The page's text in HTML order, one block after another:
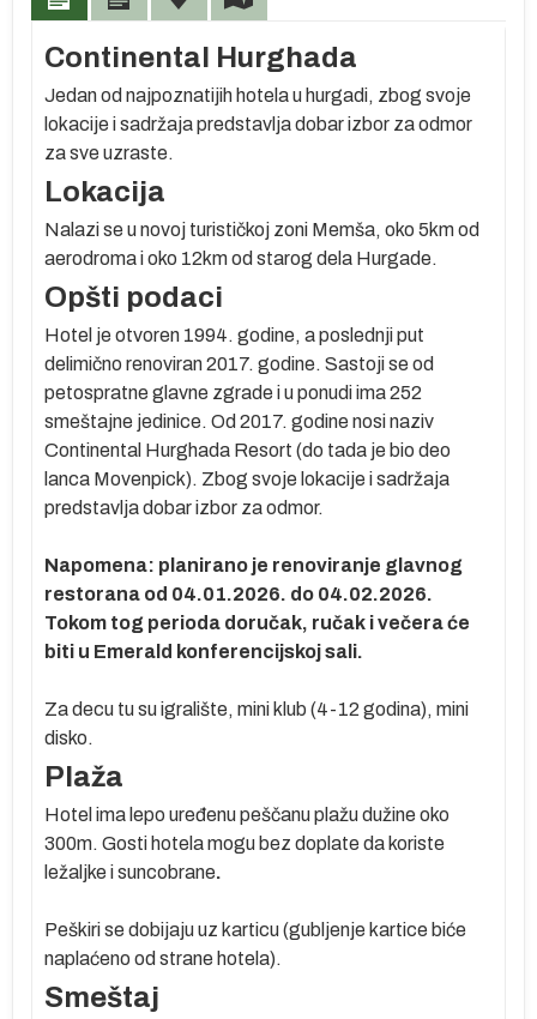
Continental Hurghada
Jedan od najpoznatijih hotela u hurgadi, zbog svoje
lokacije i sadržaja predstavlja dobar izbor za odmor
za sve uzraste.
Lokacija
Nalazi se u novoj turističkoj zoni Memša, oko 5km od
aerodroma i oko 12km od starog dela Hurgade.
Opšti podaci
Hotel je otvoren 1994. godine, a poslednji put
delimično renoviran 2017. godine. Sastoji se od
petospratne glavne zgrade i u ponudi ima 252
smeštajne jedinice. Od 2017. godine nosi naziv
Continental Hurghada Resort (do tada je bio deo
lanca Movenpick). Zbog svoje lokacije i sadržaja
predstavlja dobar izbor za odmor.
Napomena: planirano je renoviranje glavnog
restorana od 04.01.2026. do 04.02.2026.
Tokom tog perioda doručak, ručak i večera će
biti u Emerald konferencijskoj sali.
Za decu tu su igralište, mini klub (4-12 godina), mini
disko.
Plaža
Hotel ima lepo uređenu peščanu plažu dužine oko
300m. Gosti hotela mogu bez doplate da koriste
ležaljke i suncobrane.
Peškiri se dobijaju uz karticu (gubljenje kartice biće
naplaćeno od strane hotela).
Smeštaj